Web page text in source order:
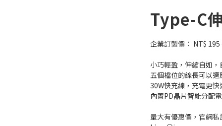
Type-C
企業訂製價： NT$ 195
小巧輕盈，伸縮自如
五個檔位的線長可以
30W快充線，充電更快
內置PD晶片智能分配
量大有優惠價，官網